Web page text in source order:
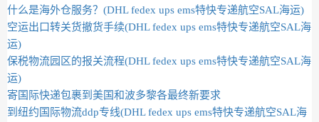
什么是海外仓服务？(DHL fedex ups ems特快专递航空SAL海运)
空运出口转关货撤货手续(DHL fedex ups ems特快专递航空SAL海
运)
保税物流园区的报关流程(DHL fedex ups ems特快专递航空SAL海
运)
寄国际快递包裹到美国和波多黎各最终新要求
到纽约国际物流ddp专线(DHL fedex ups ems特快专递航空SAL海